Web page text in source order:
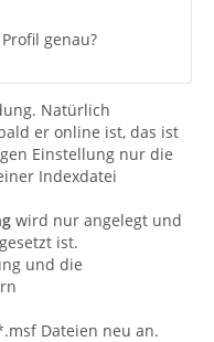
genau?
Natürlich
er online ist, das ist
Einstellung nur die
Indexdatei
wird nur angelegt und
ist.
und die
Dateien neu an.